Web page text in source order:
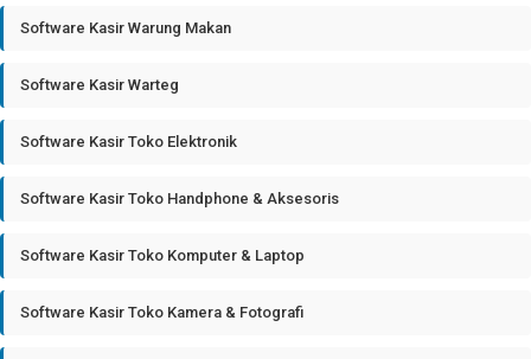
Software Kasir Warung Makan
Software Kasir Warteg
Software Kasir Toko Elektronik
Software Kasir Toko Handphone & Aksesoris
Software Kasir Toko Komputer & Laptop
Software Kasir Toko Kamera & Fotografi